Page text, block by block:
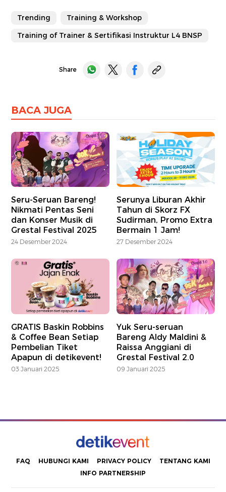
Trending
Training & Workshop
Training of Trainer & Sertifikasi Instruktur L4 BNSP
Share
BACA JUGA
Seru-Seruan Bareng!
Nikmati Pentas Seni
dan Konser Musik di
Grestal Festival 2025
24 Desember 2024
Serunya Liburan Akhir
Tahun di Skorz FX
Sudirman, Promo Extra
Bermain 1 Jam!
27 Desember 2024
GRATIS Baskin Robbins
& Coffee Bean Setiap
Pembelian Tiket
Apapun di detikevent!
03 Januari 2025
Yuk Seru-seruan
Bareng Aldy Maldini &
Raissa Anggiani di
Grestal Festival 2.0
09 Januari 2025
FAQ HUBUNGI KAMI PRIVACY POLICY
TENTANG KAMI
INFO PARTNERSHIP